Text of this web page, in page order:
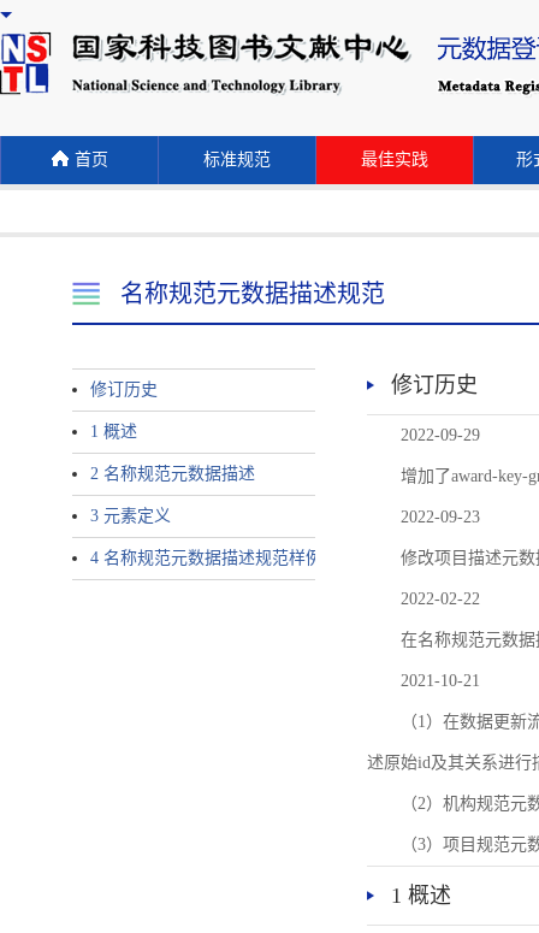
首页 标准规范 最佳实践 形
名称规范元数据描述规范
修订历史
1 概述
2 名称规范元数据描述
3 元素定义
4 名称规范元数据描述规范样例
修订历史
2022-09-29
增加了award-key-
2022-09-23
修改项目描述元
2022-02-22
在名称规范元数
2021-10-21
（1）在数据更
述原始id及其关系进行
（2）机构规范元
（3）项目规范
1 概述